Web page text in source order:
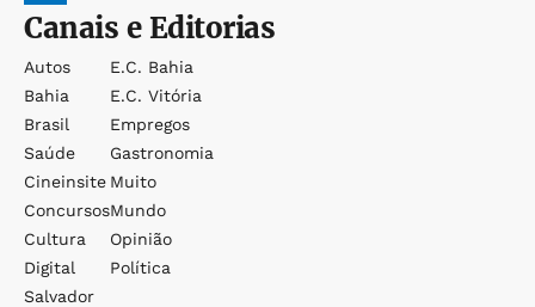
Canais e Editorias
Autos
Bahia
Brasil
Saúde
Cineinsite
Concursos
Cultura
Digital
Salvador
E.c. Bahia
E.c. Vitória
Empregos
Gastronomia
Muito
Mundo
Opinião
Política